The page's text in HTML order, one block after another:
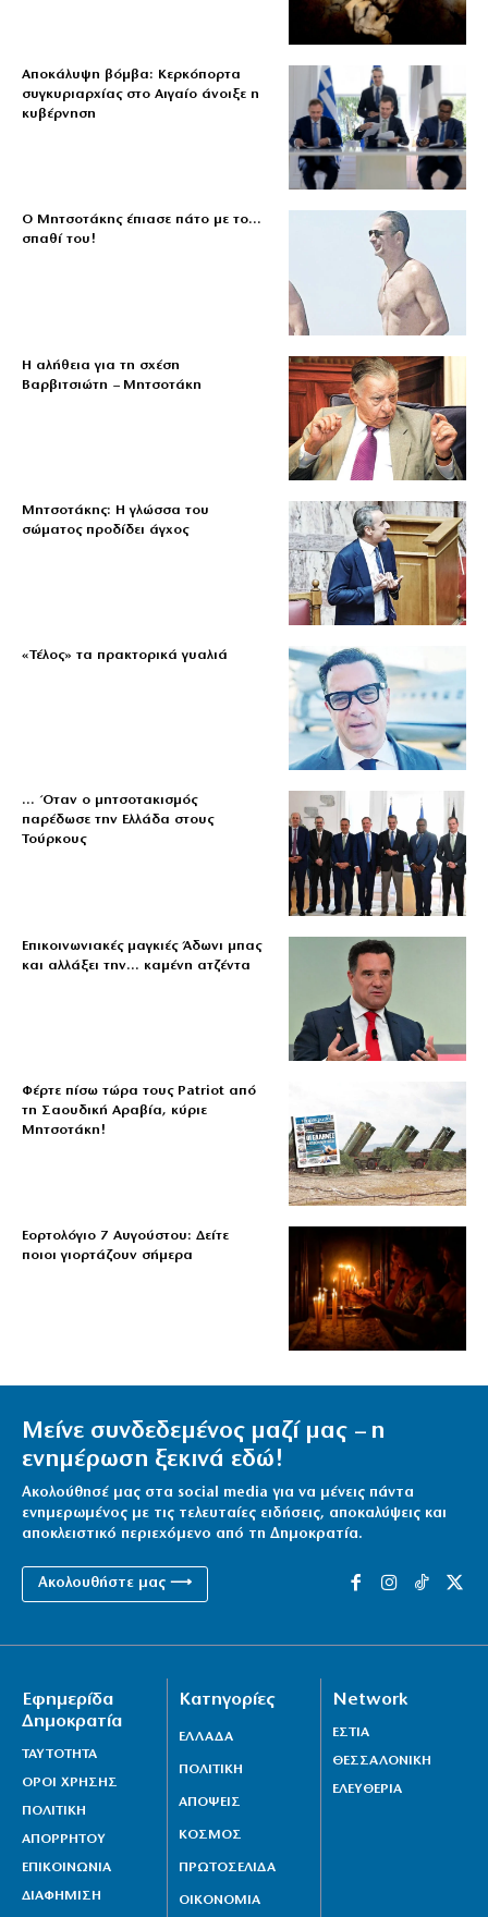
Αποκάλυψη βόμβα: Κερκόπορτα
συγκυριαρχίας στο Αιγαίο άνοιξε η
κυβέρνηση
Ο Μητσοτάκης έπιασε πάτο με το…
σπαθί του!
Η αλήθεια για τη σχέση
Βαρβιτσιώτη – Μητσοτάκη
Μητσοτάκης: Η γλώσσα του
σώματος προδίδει άγχος
«Τέλος» τα πρακτορικά γυαλιά
… Όταν ο μητσοτακισμός
παρέδωσε την Ελλάδα στους
Τούρκους
Επικοινωνιακές μαγκιές Άδωνι μπας
και αλλάξει την… καμένη ατζέντα
Φέρτε πίσω τώρα τους Patriot από
τη Σαουδική Αραβία, κύριε
Μητσοτάκη!
Εορτολόγιο 7 Αυγούστου: Δείτε
ποιοι γιορτάζουν σήμερα
Μείνε συνδεδεμένος μαζί μας – η
ενημέρωση ξεκινά εδώ!
Ακολούθησέ μας στα social media για να μένεις πάντα
ενημερωμένος με τις τελευταίες ειδήσεις, αποκαλύψεις και
αποκλειστικό περιεχόμενο από τη Δημοκρατία.
Ακολουθήστε μας ⟶
Εφημερίδα
Δημοκρατία
ΤΑΥΤΟΤΗΤΑ
ΟΡΟΙ ΧΡΗΣΗΣ
ΠΟΛΙΤΙΚΗ
ΑΠΟΡΡΗΤΟΥ
ΕΠΙΚΟΙΝΩΝΙΑ
ΔΙΑΦΗΜΙΣΗ
Κατηγορίες
ΕΛΛΑΔΑ
ΠΟΛΙΤΙΚΗ
ΑΠΟΨΕΙΣ
ΚΟΣΜΟΣ
ΠΡΩΤΟΣΕΛΙΔΑ
ΟΙΚΟΝΟΜΙΑ
Network
ΕΣΤΙΑ
ΘΕΣΣΑΛΟΝΙΚΗ
ΕΛΕΥΘΕΡΙΑ